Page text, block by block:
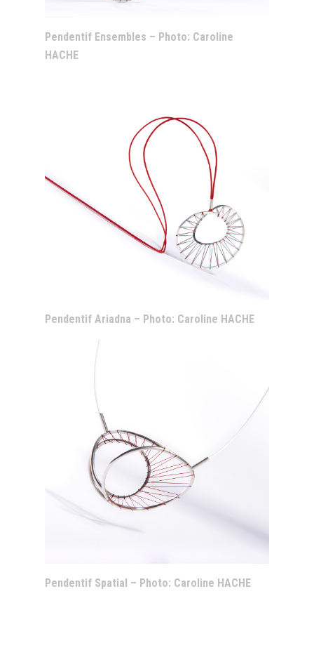
Pendentif Ensembles – Photo: Caroline
HACHE
Pendentif Ariadna – Photo: Caroline HACHE
Pendentif Spatial – Photo: Caroline HACHE